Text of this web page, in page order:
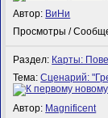
Автор: ВиНи
Просмотры /
Раздел: Карты:
Тема:Сценарий:
Автор: Magnificent